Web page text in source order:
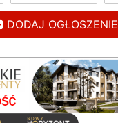
DODAJ OGŁOSZENIE